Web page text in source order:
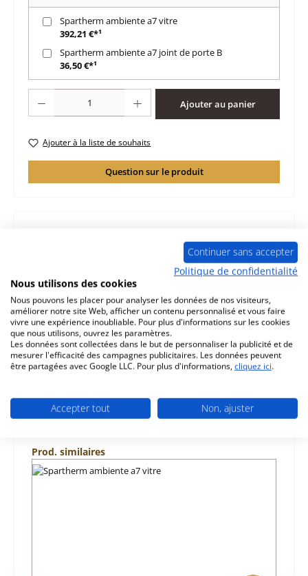
Spartherm ambiente a7 vitre
392,21 €*¹
Spartherm ambiente a7 joint de porte B
36,50 €*¹
Ajouter au panier
Ajouter à la liste de souhaits
Question sur le produit
d‘origine ressort bas pour porte de chambre de
combustion pour le poêle Spartherm Passo convient
pour les portes de foyer…Plus
Caractéristiques
Informations sur la sécurité du produit
Ignorer la galerie de produits
Prod. similaires
Continuer sans accepter
Politique de confidentialité
Nous utilisons des cookies
Nous pouvons les placer pour analyser les données de nos visiteurs,
améliorer notre site Web, afficher un contenu personnalisé et vous faire
vivre une expérience inoubliable. Pour plus d'informations sur les cookies
que nous utilisons, ouvrez les paramètres.
Les données sont collectées dans le but de personnaliser la publicité et de
mesurer l'efficacité des campagnes publicitaires. Les données peuvent
être partagées avec Google LLC. Pour plus d'informations, cliquez ici.
Accepter tout Non, ajuster